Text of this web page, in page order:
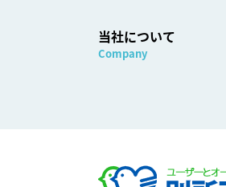
当社について
Company